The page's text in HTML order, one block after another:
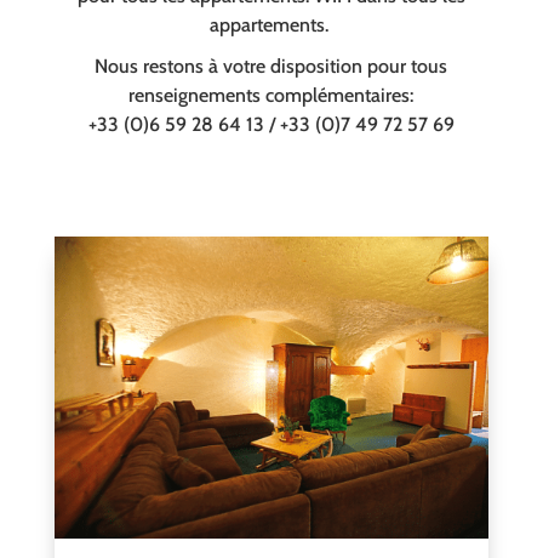
appartements.
Nous restons à votre disposition pour tous
renseignements complémentaires:
+33 (0)6 59 28 64 13 / +33 (0)7 49 72 57 69